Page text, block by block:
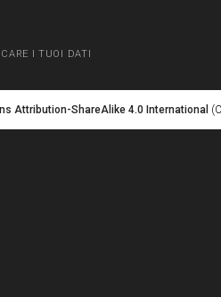
I TUOI DATI
Attribution-ShareAlike 4.0 International